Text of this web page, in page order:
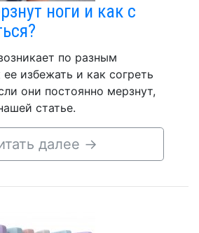
ноги и как с
по разным
избежать и как согреть
они постоянно мерзнут,
статье.
далее →